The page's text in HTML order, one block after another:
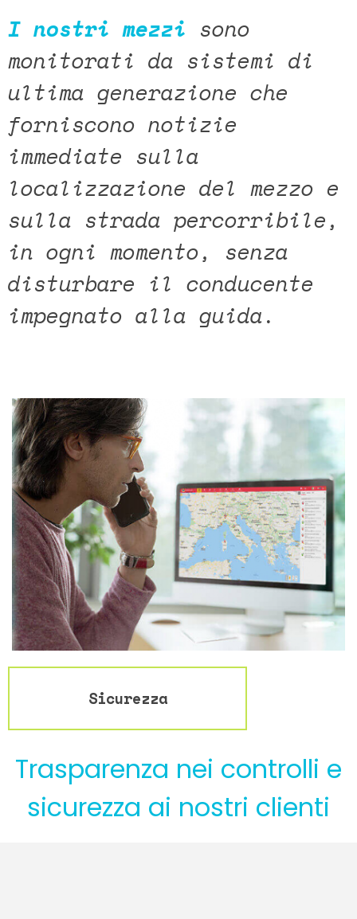
I nostri mezzi sono
monitorati da sistemi di
ultima generazione che
forniscono notizie
immediate sulla
localizzazione del mezzo e
sulla strada percorribile,
in ogni momento, senza
disturbare il conducente
impegnato alla guida.
Sicurezza
Trasparenza nei controlli e
sicurezza ai nostri clienti